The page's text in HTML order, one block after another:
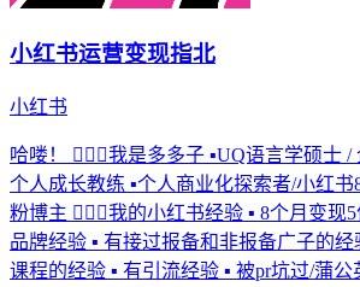
小红书运营变现指北
小红书
哈喽！ 🧚🏻‍♀️我是多多子 ▪︎UQ语言学硕士
个人成长教练 ▪︎个人商业化探索者/小红
粉博主 🤹🏻‍♀️我的小红书经验 ▪︎ 8个月变现
品牌经验 ▪︎ 有接过报备和非报备广子的经
课程的经验 ▪︎ 有引流经验 ▪︎ 被pr坑过/蒲